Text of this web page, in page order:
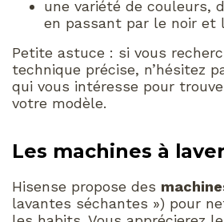
une variété de couleurs,
en passant par le noir et
Petite astuce : si vous
technique précise, n’hésitez
qui vous intéresse pour
votre modèle.
Les machines à
Hisense propose des
lavantes séchantes ») pour